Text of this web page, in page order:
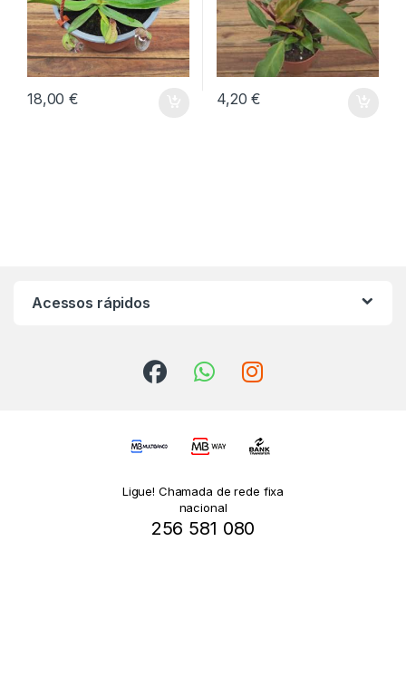
18,00€ 4,20€
Acessos rápidos
Ligue! Chamada de rede fixa
nacional
256 581 080